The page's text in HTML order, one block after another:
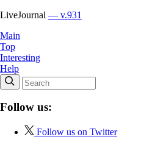
LiveJournal — v.931
Main
Top
Interesting
Help
Follow us:
Follow us on Twitter